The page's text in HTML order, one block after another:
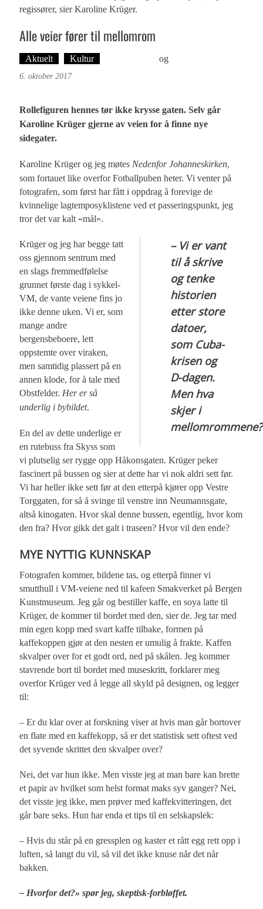
regissører, sier Karoline Krüger.
Alle veier fører til mellomrom
Aktuelt Kultur og
6. oktober 2017
Rollefiguren hennes tør ikke krysse gaten. Selv går
Karoline Krüger gjerne av veien for å finne nye
sidegater.
Karoline Krüger og jeg møtes Nedenfor Johanneskirken,
som fortauet like overfor Fotballpuben heter. Vi venter på
fotografen, som først har fått i oppdrag å forevige de
kvinnelige lagtemposyklistene ved et passeringspunkt, jeg
tror det var kalt «mål».
– Vi er vant
til å skrive
og tenke
historien
etter store
datoer,
som Cuba-
krisen og
D-dagen.
Men hva
skjer i
mellomrommene?
Krüger og jeg har begge tatt
oss gjennom sentrum med
en slags fremmedfølelse
grunnet første dag i sykkel-
VM, de vante veiene fins jo
ikke denne uken. Vi er, som
mange andre
bergensbeboere, lett
oppstemte over viraken,
men samtidig plassert på en
annen klode, for å tale med
Obstfelder. Her er så
underlig i bybildet.
En del av dette underlige er
en rutebuss fra Skyss som
vi plutselig ser rygge opp Håkonsgaten. Krüger peker
fascinert på bussen og sier at dette har vi nok aldri sett før.
Vi har heller ikke sett før at den etterpå kjører opp Vestre
Torggaten, for så å svinge til venstre inn Neumannsgate,
altså kinogaten. Hvor skal denne bussen, egentlig, hvor kom
den fra? Hvor gikk det galt i traseen? Hvor vil den ende?
MYE NYTTIG KUNNSKAP
Fotografen kommer, bildene tas, og etterpå finner vi
smutthull i VM-veiene ned til kafeen Smakverket på Bergen
Kunstmuseum. Jeg går og bestiller kaffe, en soya latte til
Krüger, de kommer til bordet med den, sier de. Jeg tar med
min egen kopp med svart kaffe tilbake, formen på
kaffekoppen gjør at den nesten er umulig å frakte. Kaffen
skvalper over for et godt ord, ned på skålen. Jeg kommer
stavrende bort til bordet med museskritt, forklarer meg
overfor Krüger ved å legge all skyld på designen, og legger
til:
– Er du klar over at forskning viser at hvis man går bortover
en flate med en kaffekopp, så er det statistisk sett oftest ved
det syvende skrittet den skvalper over?
Nei, det var hun ikke. Men visste jeg at man bare kan brette
et papir av hvilket som helst format maks syv ganger? Nei,
det visste jeg ikke, men prøver med kaffekvitteringen, det
går bare seks. Hun har enda et tips til en selskapslek:
– Hvis du står på en gressplen og kaster et rått egg rett opp i
luften, så langt du vil, så vil det ikke knuse når det når
bakken.
– Hvorfor det?» spør jeg, skeptisk-forbløffet.